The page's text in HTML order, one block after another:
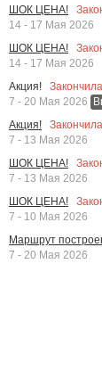
ШОК ЦЕНА!
14 - 17 Мая 2026
ШОК ЦЕНА!
14 - 17 Мая 2026
Акция!
7 - 20 Мая 2026
Акция!
7 - 13 Мая 2026
ШОК ЦЕНА!
7 - 13 Мая 2026
ШОК ЦЕНА!
7 - 10 Мая 2026
Маршрут
7 - 20 Мая 2026